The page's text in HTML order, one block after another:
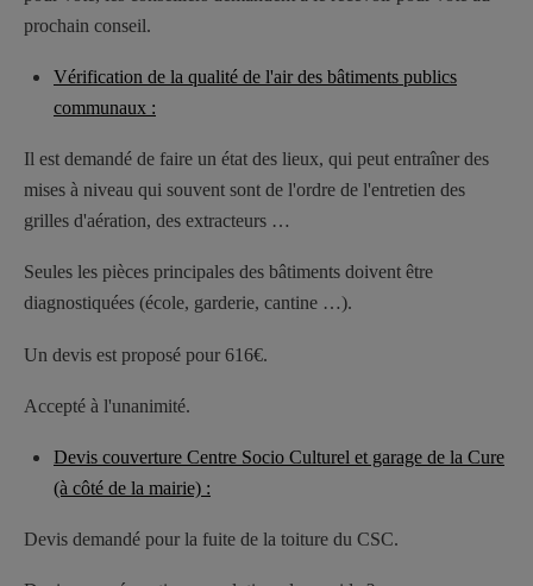
prochain conseil.
Vérification de la qualité de l'air des bâtiments publics
communaux :
Il est demandé de faire un état des lieux, qui peut entraîner des
mises à niveau qui souvent sont de l'ordre de l'entretien des
grilles d'aération, des extracteurs …
Seules les pièces principales des bâtiments doivent être
diagnostiquées (école, garderie, cantine …).
Un devis est proposé pour 616€.
Accepté à l'unanimité.
Devis couverture Centre Socio Culturel et garage de la Cure
(à côté de la mairie) :
Devis demandé pour la fuite de la toiture du CSC.